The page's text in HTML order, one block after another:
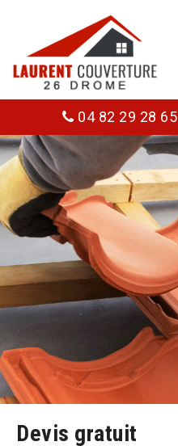
04 82 29 28 65
Devis gratuit